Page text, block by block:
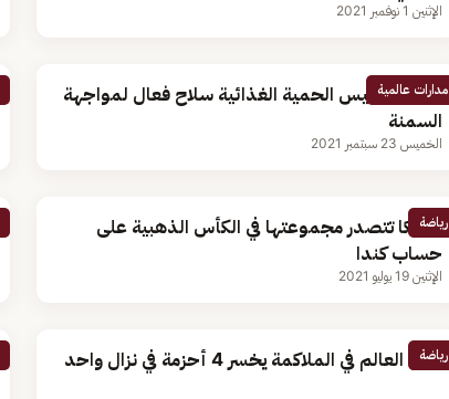
الإثنين 1 نوفمبر 2021
مدارات عالمية
الرياضة وليس الحمية الغذائية سلاح فعال لمواجهة
السمنة
الخميس 23 سبتمبر 2021
رياضة
أمريكا تتصدر مجموعتها في الكأس الذهبية على
حساب كندا
الإثنين 19 يوليو 2021
رياضة
بطل العالم في الملاكمة يخسر 4 أحزمة في نزال واحد